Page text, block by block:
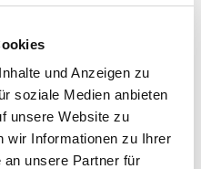
und Anzeigen zu
soziale Medien anbieten
unsere Website zu
wir Informationen zu Ihrer
an unsere Partner für
local group